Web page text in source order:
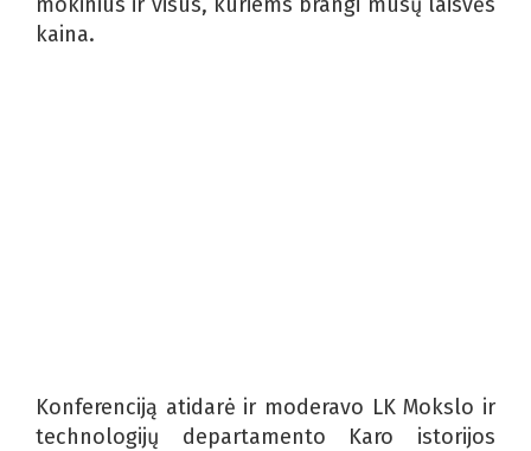
kaina.
Konferenciją atidarė ir moderavo LK Mokslo ir
technologijų departamento Karo istorijos